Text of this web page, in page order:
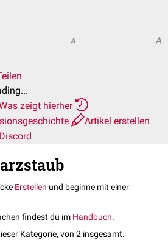
A A
zeigt hierher
Artikel erstellen
Discord
Erstellen und beginne mit einer
findest du im Handbuch.
Kategorie, von 2 insgesamt.